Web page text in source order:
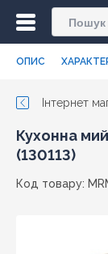
ОПИС
Інтернет
Кухонна
(130113)
Код товару: